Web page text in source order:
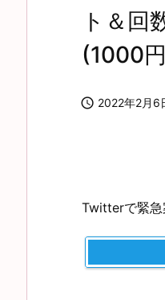
ト＆回
(1000
 2022年2月6
Twitterで緊急